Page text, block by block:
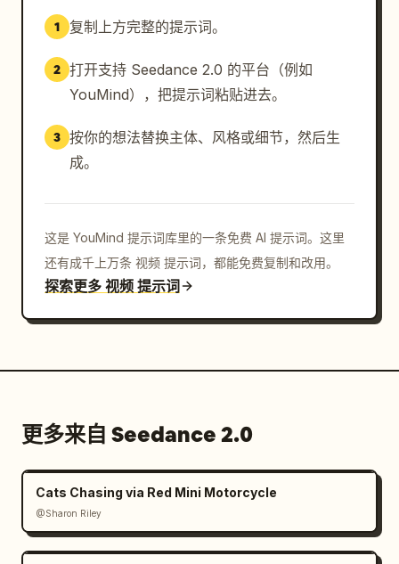
1 复制上方完整的提示词。
2 打开支持 Seedance 2.0 的平台（例如
YouMind），把提示词粘贴进去。
3 按你的想法替换主体、风格或细节，然后生
成。
这是 YouMind 提示词库里的一条免费 AI 提示词。这里
还有成千上万条 视频 提示词，都能免费复制和改用。
探索更多 视频 提示词
更多来自 Seedance 2.0
Cats Chasing via Red Mini Motorcycle
@Sharon Riley